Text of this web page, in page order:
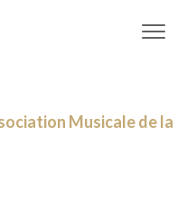
Musicale de la